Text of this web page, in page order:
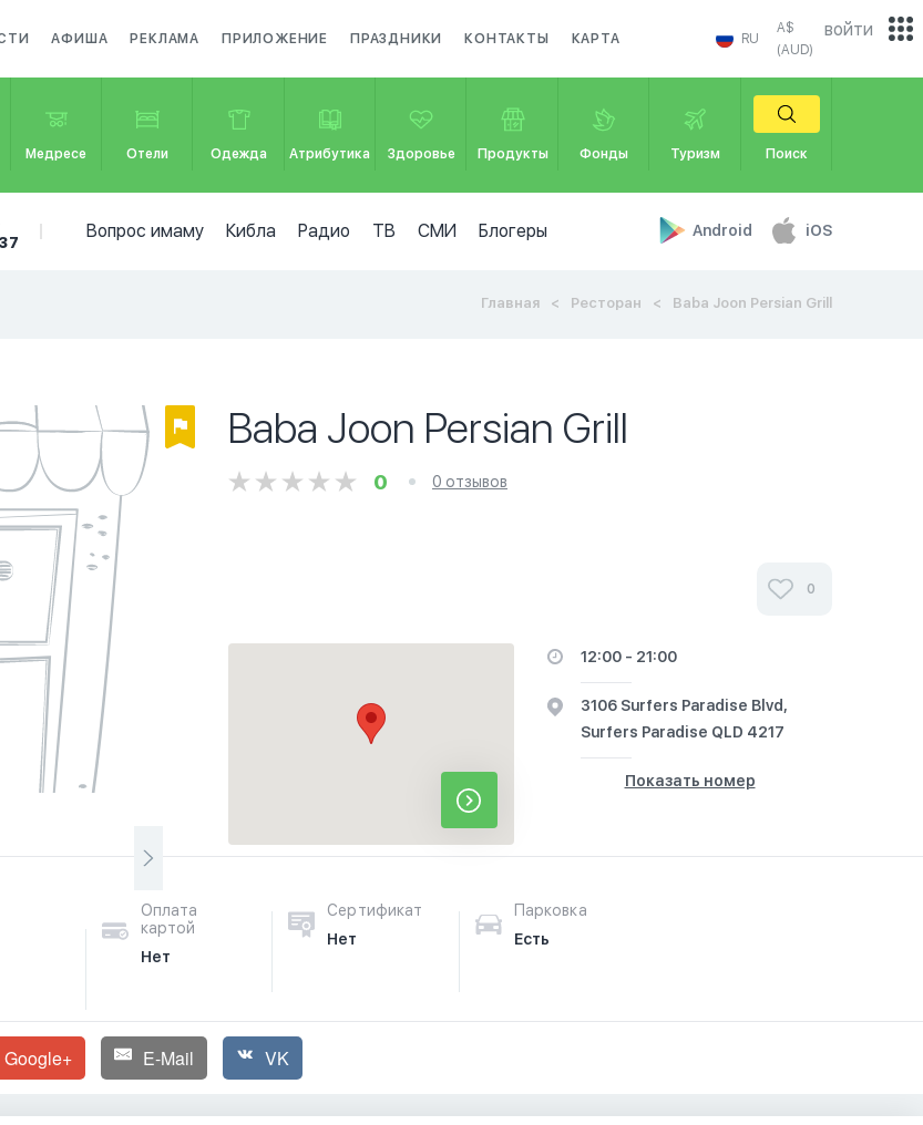
АФИША РЕКЛАМА ПРИЛОЖЕНИЕ ПРАЗДНИКИ КОНТАКТЫ КАРТА RU
A$
(AUD)
Медресе Отели Одежда Атрибутика Здоровье Продукты Фонды Туризм Поиск
Вопрос имаму Кибла Радио ТВ СМИ Блогеры Android iOS
войти
Главная Ресторан Baba Joon Persian Grill
Baba Joon Persian Grill
0 0 отзывов
0
12:00 - 21:00
3106 Surfers Paradise Blvd,
Surfers Paradise QLD 4217
Показать номер
Оплата
картой
Нет
Сертификат
Нет
Парковка
Есть
Google+ E-Mail VK